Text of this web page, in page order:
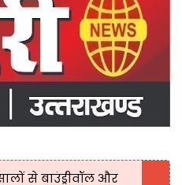
से बाउंड्रीवॉल और